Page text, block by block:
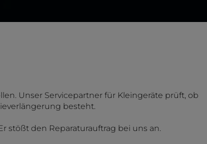
Unser Servicepartner für Kleingeräte prüft, ob
besteht.
stößt den Reparaturauftrag bei uns an.